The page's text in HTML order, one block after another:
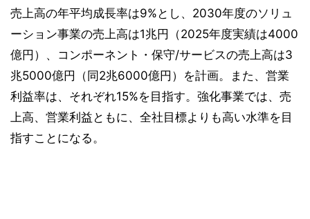
売上高の年平均成長率は9%とし、2030年度のソリュ
ーション事業の売上高は1兆円（2025年度実績は4000
億円）、コンポーネント・保守/サービスの売上高は3
兆5000億円（同2兆6000億円）を計画。また、営業
利益率は、それぞれ15%を目指す。強化事業では、売
上高、営業利益ともに、全社目標よりも高い水準を目
指すことになる。